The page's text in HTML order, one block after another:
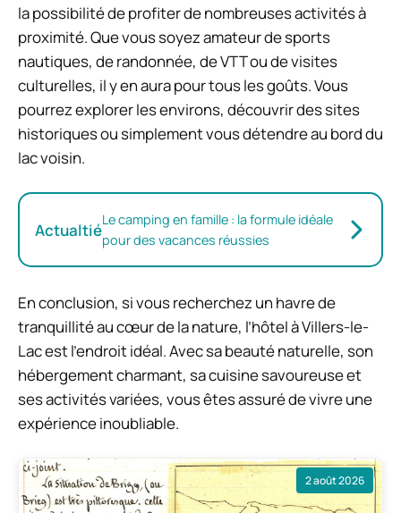
la possibilité de profiter de nombreuses activités à
proximité. Que vous soyez amateur de sports
nautiques, de randonnée, de VTT ou de visites
culturelles, il y en aura pour tous les goûts. Vous
pourrez explorer les environs, découvrir des sites
historiques ou simplement vous détendre au bord du
lac voisin.
ActualtiéLe camping en famille : la formule idéale
pour des vacances réussies
En conclusion, si vous recherchez un havre de
tranquillité au cœur de la nature, l’hôtel à Villers-le-
Lac est l’endroit idéal. Avec sa beauté naturelle, son
hébergement charmant, sa cuisine savoureuse et
ses activités variées, vous êtes assuré de vivre une
expérience inoubliable.
2 août 2026